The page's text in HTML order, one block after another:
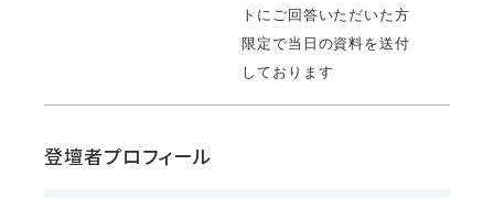
トにご回答いただいた方
限定で当日の資料を送付
しております
登壇者プロフィール